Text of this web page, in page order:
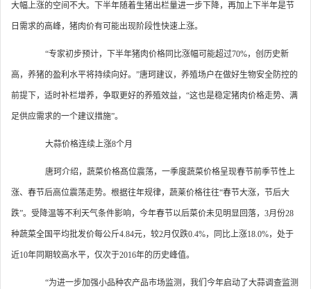
大幅上涨的空间不大。下半年随着生猪出栏量进一步下降，再加上下半年是节
日需求的高峰，猪肉价有可能出现阶段性快速上涨。
“专家初步预计，下半年猪肉价格同比涨幅可能超过70%，创历史新
高，养猪的盈利水平将持续向好。”唐珂建议，养殖场户在做好生物安全防控的
前提下，适时补栏增养，争取更好的养殖效益，“这也是稳定猪肉价格走势、满
足供应需求的一个建议措施”。
大蒜价格连续上涨8个月
唐珂介绍，蔬菜价格髙位震荡，一季度蔬菜价格呈现春节前季节性上
涨、春节后高位震荡走势。根据往年规律，蔬莱价格往往“春节大涨，节后大
跌”。受降温等不利天气条件影响，今年春节以后菜价未见明显回落，3月份28
种蔬菜全国平均批发价每公斤4.84元，较2月仅跌0.4%，同比上涨18.0%，处于
近10年同期较高水平，仅次于2016年的历史峰值。
“为进一步加强小品种农产品市场监测，我们今年启动了大蒜调查监测